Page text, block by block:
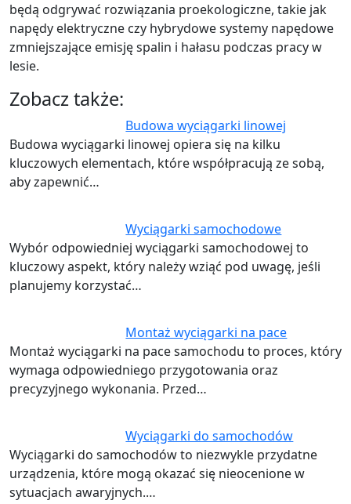
będą odgrywać rozwiązania proekologiczne, takie jak
napędy elektryczne czy hybrydowe systemy napędowe
zmniejszające emisję spalin i hałasu podczas pracy w
lesie.
Zobacz także:
Budowa wyciągarki linowej
Budowa wyciągarki linowej opiera się na kilku
kluczowych elementach, które współpracują ze sobą,
aby zapewnić…
Wyciągarki samochodowe
Wybór odpowiedniej wyciągarki samochodowej to
kluczowy aspekt, który należy wziąć pod uwagę, jeśli
planujemy korzystać…
Montaż wyciągarki na pace
Montaż wyciągarki na pace samochodu to proces, który
wymaga odpowiedniego przygotowania oraz
precyzyjnego wykonania. Przed…
Wyciągarki do samochodów
Wyciągarki do samochodów to niezwykle przydatne
urządzenia, które mogą okazać się nieocenione w
sytuacjach awaryjnych.…